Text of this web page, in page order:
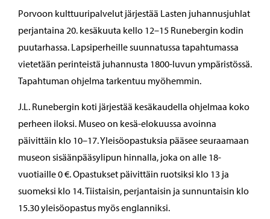
Porvoon kulttuuripalvelut järjestää Lasten juhannusjuhlat
perjantaina 20. kesäkuuta kello 12–15 Runebergin kodin
puutarhassa. Lapsiperheille suunnatussa tapahtumassa
vietetään perinteistä juhannusta 1800-luvun ympäristössä.
Tapahtuman ohjelma tarkentuu myöhemmin.
J.L. Runebergin koti järjestää kesäkaudella ohjelmaa koko
perheen iloksi. Museo on kesä-elokuussa avoinna
päivittäin klo 10–17. Yleisöopastuksia pääsee seuraamaan
museon sisäänpääsylipun hinnalla, joka on alle 18-
vuotiaille 0 €. Opastukset päivittäin ruotsiksi klo 13 ja
suomeksi klo 14. Tiistaisin, perjantaisin ja sunnuntaisin klo
15.30 yleisöopastus myös englanniksi.